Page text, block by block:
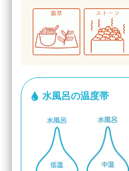
水風呂の温度帯